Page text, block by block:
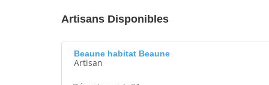
Artisans Disponibles
Beaune habitat Beaune
Artisan